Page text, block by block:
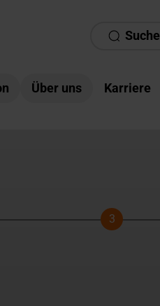
Suche
Über uns Karriere
Schritt
3